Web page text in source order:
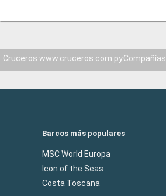
Cruceros www.cruceros.com.pyCompañías
Barcos más populares
MSC World Europa
Icon of the Seas
Costa Toscana